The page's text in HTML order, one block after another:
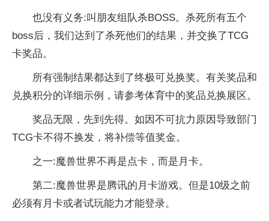
也没有义务:叫朋友组队杀BOSS。杀死所有五个
boss后，我们达到了杀死他们的结果，并交换了TCG
卡奖品。
所有强制结果都达到了终极可兑换奖。有关奖品和
兑换积分的详细示例，请参考体育中的奖品兑换展区。
奖品无限，先到先得。如因不可抗力原因导致部门
TCG卡不得不换发，将补偿等值奖金。
之一:魔兽世界不再是点卡，而是月卡。
第二:魔兽世界是腾讯的月卡游戏。但是10级之前
必须有月卡或者试玩能力才能登录。